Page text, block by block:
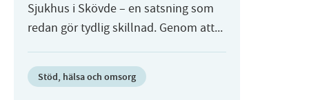
Sjukhus i Skövde – en satsning som
redan gör tydlig skillnad. Genom att...
Stöd, hälsa och omsorg